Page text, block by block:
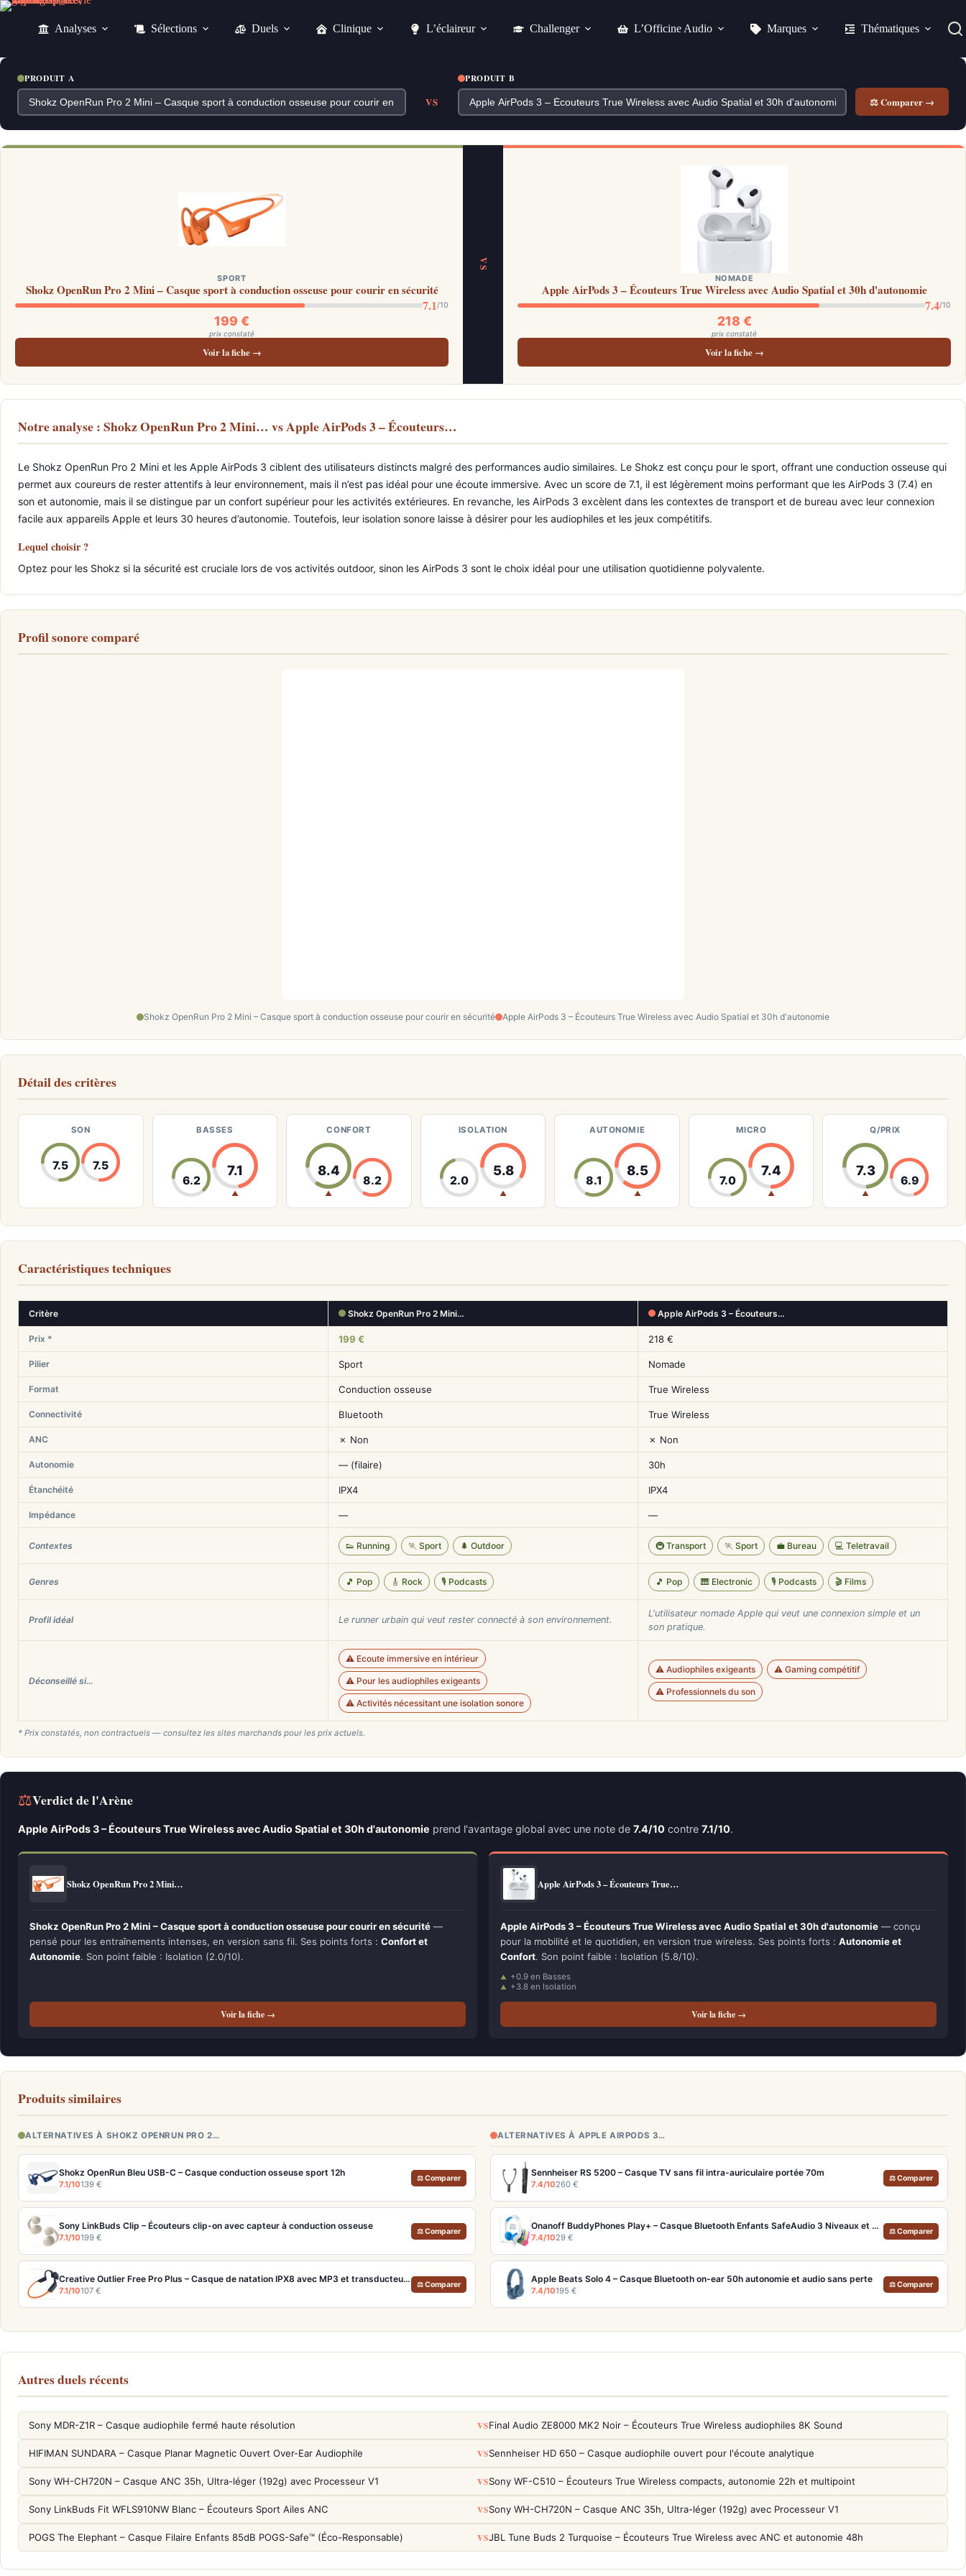
Passer
Analyses Sélections Duels Clinique L’éclaireur Challenger L’Officine Audio Marques Thématiques
PRODUIT A
VS
PRODUIT B
⚖ Comparer →
SPORT
Shokz OpenRun Pro 2 Mini – Casque sport à conduction osseuse pour courir en sécurité
7.1/10
199 €
prix constaté
Voir la fiche →
VS
NOMADE
Apple AirPods 3 – Écouteurs True Wireless avec Audio Spatial et 30h d'autonomie
7.4/10
218 €
prix constaté
Voir la fiche →
Notre analyse : Shokz OpenRun Pro 2 Mini… vs Apple AirPods 3 – Écouteurs…
Le Shokz OpenRun Pro 2 Mini et les Apple AirPods 3 ciblent des utilisateurs distincts malgré des performances audio similaires. Le Shokz est conçu pour le sport, offrant une conduction osseuse qui
permet aux coureurs de rester attentifs à leur environnement, mais il n’est pas idéal pour une écoute immersive. Avec un score de 7.1, il est légèrement moins performant que les AirPods 3 (7.4) en
son et autonomie, mais il se distingue par un confort supérieur pour les activités extérieures. En revanche, les AirPods 3 excèlent dans les contextes de transport et de bureau avec leur connexion
facile aux appareils Apple et leurs 30 heures d’autonomie. Toutefois, leur isolation sonore laisse à désirer pour les audiophiles et les jeux compétitifs.
Lequel choisir ?
Optez pour les Shokz si la sécurité est cruciale lors de vos activités outdoor, sinon les AirPods 3 sont le choix idéal pour une utilisation quotidienne polyvalente.
Profil sonore comparé
Shokz OpenRun Pro 2 Mini – Casque sport à conduction osseuse pour courir en sécurité Apple AirPods 3 – Écouteurs True Wireless avec Audio Spatial et 30h d'autonomie
Détail des critères
SON
7.5 7.5
BASSES
6.2
7.1
▲
CONFORT
8.4
▲
8.2
ISOLATION
2.0
5.8
▲
AUTONOMIE
8.1
8.5
▲
MICRO
7.0
7.4
▲
Q/PRIX
7.3
▲
6.9
Caractéristiques techniques
Critère Shokz OpenRun Pro 2 Mini… Apple AirPods 3 – Écouteurs…
Prix * 199 € 218 €
Pilier Sport Nomade
Format Conduction osseuse True Wireless
Connectivité Bluetooth True Wireless
ANC ✗ Non ✗ Non
Autonomie — (filaire) 30h
Étanchéité IPX4 IPX4
Impédance — —
Contextes 👟 Running 🏃 Sport 🌲 Outdoor 🚇 Transport 🏃 Sport 💼 Bureau 💻 Teletravail
Genres 🎵 Pop 🎸 Rock 🎙️ Podcasts 🎵 Pop 🎹 Electronic 🎙️ Podcasts 🎬 Films
Profil idéal Le runner urbain qui veut rester connecté à son environnement.
L'utilisateur nomade Apple qui veut une connexion simple et un
son pratique.
Déconseillé si…
⚠️ Ecoute immersive en intérieur
⚠️ Pour les audiophiles exigeants
⚠️ Activités nécessitant une isolation sonore
⚠️ Audiophiles exigeants ⚠️ Gaming compétitif
⚠️ Professionnels du son
* Prix constatés, non contractuels — consultez les sites marchands pour les prix actuels.
⚖Verdict de l'Arène
Apple AirPods 3 – Écouteurs True Wireless avec Audio Spatial et 30h d'autonomie prend l'avantage global avec une note de 7.4/10 contre 7.1/10.
Shokz OpenRun Pro 2 Mini…
Shokz OpenRun Pro 2 Mini – Casque sport à conduction osseuse pour courir en sécurité —
pensé pour les entraînements intenses, en version sans fil. Ses points forts : Confort et
Autonomie. Son point faible : Isolation (2.0/10).
Voir la fiche →
Apple AirPods 3 – Écouteurs True…
Apple AirPods 3 – Écouteurs True Wireless avec Audio Spatial et 30h d'autonomie — conçu
pour la mobilité et le quotidien, en version true wireless. Ses points forts : Autonomie et
Confort. Son point faible : Isolation (5.8/10).
+0.9 en Basses
+3.8 en Isolation
Voir la fiche →
Produits similaires
ALTERNATIVES À SHOKZ OPENRUN PRO 2…
Shokz OpenRun Bleu USB-C – Casque conduction osseuse sport 12h
7.1/10139 €
⚖ Comparer
Sony LinkBuds Clip – Écouteurs clip-on avec capteur à conduction osseuse
7.1/10199 €
⚖ Comparer
Creative Outlier Free Pro Plus – Casque de natation IPX8 avec MP3 et transducteurs ajustables
7.1/10107 €
⚖ Comparer
ALTERNATIVES À APPLE AIRPODS 3…
Sennheiser RS 5200 – Casque TV sans fil intra-auriculaire portée 70m
7.4/10260 €
⚖ Comparer
Onanoff BuddyPhones Play+ – Casque Bluetooth Enfants SafeAudio 3 Niveaux et StudyMode
7.4/1029 €
⚖ Comparer
Apple Beats Solo 4 – Casque Bluetooth on-ear 50h autonomie et audio sans perte
7.4/10195 €
⚖ Comparer
Autres duels récents
Sony MDR-Z1R – Casque audiophile fermé haute résolution VSFinal Audio ZE8000 MK2 Noir – Écouteurs True Wireless audiophiles 8K Sound
HIFIMAN SUNDARA – Casque Planar Magnetic Ouvert Over-Ear Audiophile VSSennheiser HD 650 – Casque audiophile ouvert pour l'écoute analytique
Sony WH-CH720N – Casque ANC 35h, Ultra-léger (192g) avec Processeur V1 VSSony WF-C510 – Écouteurs True Wireless compacts, autonomie 22h et multipoint
Sony LinkBuds Fit WFLS910NW Blanc – Écouteurs Sport Ailes ANC VSSony WH-CH720N – Casque ANC 35h, Ultra-léger (192g) avec Processeur V1
POGS The Elephant – Casque Filaire Enfants 85dB POGS-Safe™ (Éco-Responsable) VSJBL Tune Buds 2 Turquoise – Écouteurs True Wireless avec ANC et autonomie 48h